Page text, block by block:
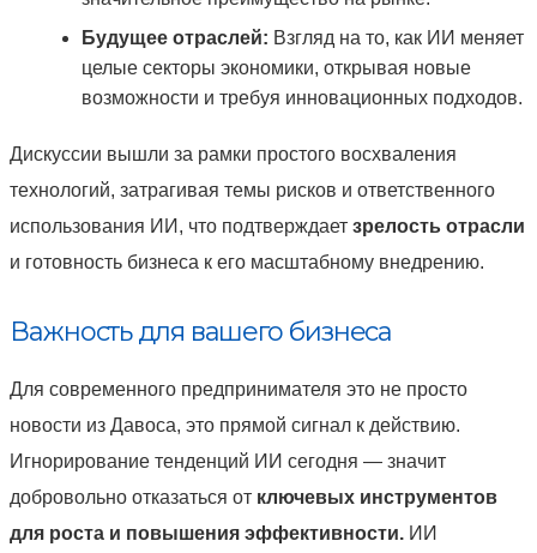
Будущее отраслей: Взгляд на то, как ИИ меняет
целые секторы экономики, открывая новые
возможности и требуя инновационных подходов.
Дискуссии вышли за рамки простого восхваления
технологий, затрагивая темы рисков и ответственного
использования ИИ, что подтверждает зрелость отрасли
и готовность бизнеса к его масштабному внедрению.
Важность для вашего бизнеса
Для современного предпринимателя это не просто
новости из Давоса, это прямой сигнал к действию.
Игнорирование тенденций ИИ сегодня — значит
добровольно отказаться от ключевых инструментов
для роста и повышения эффективности. ИИ